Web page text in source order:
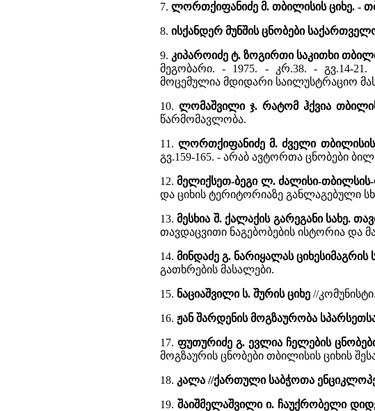
7. ლორთქიფანიძე მ. თბილისის ციხე. -
8. ისქანდერ მუნშის ცნობები
9. კიპაროიძე ტ. ზოგირთი საკითხი
მეგობარი. - 1975. - კრ.38. - გვ.14-21.
მოცემულია მდიდარი საილუსტრაციო
10. ლომაშვილი ჯ. რატომ ჰქვია
წარმომავლობა.
11.ლორთქიფანიძე მ. ძველი
გვ.159-165. - არაბ ავტორთა ცნობები
12.მელიქსეთ-ბეგი ლ. ძალისი-
და ციხის ტერიტორიაზე განლაგებული
13.მესხია შ. ქალაქის გარეგანი სახე.
თავდაცვითი ნაგებობების ისტორია და
14.მინდაძე გ. ნარიყალას
გათხრების მასალები.
15. ნაციაშვილი ს. შურის ციხე //
16. ჟან შარდენის მოგზაურობა
17.ფუთურიძე გ. ევლია ჩელების
მოგზაურის ცნობები თბილისის ციხის
18. კალა //ქართული საბჭოთა
19. შაიშმელაშვილი ი. ჩაუქრობელი